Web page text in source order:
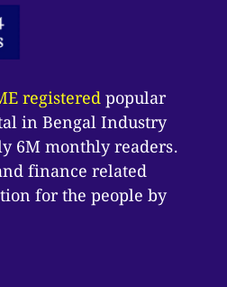
registeredpopular
in Bengal Industry
6M monthly readers.
finance related
for the people by